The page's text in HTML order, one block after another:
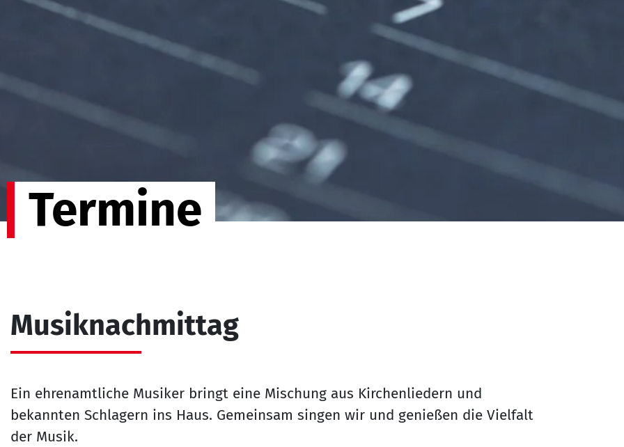
Termine
Musiknachmittag
Ein ehrenamtliche Musiker bringt eine Mischung aus Kirchenliedern und
bekannten Schlagern ins Haus. Gemeinsam singen wir und genießen die Vielfalt
der Musik.